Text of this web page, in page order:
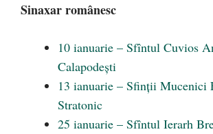
Sinaxar românesc
10 ianuarie – Sfîntul Cuvios
Calapodești
13 ianuarie – Sfinții Mucenici
Stratonic
25 ianuarie – Sfîntul Ierarh